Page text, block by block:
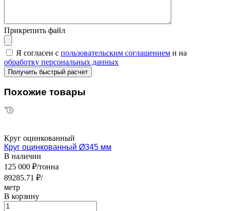
Прикрепить файл
Я согласен с пользовательским соглашением и на
обработку персональных данных
Похожие товары
Круг оцинкованный
Круг оцинкованный Ø345 мм
В наличии
125 000 ₽/тонна
89285.71 ₽/
метр
В корзину